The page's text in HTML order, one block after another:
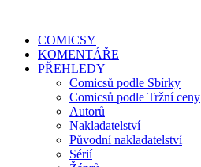
COMICSY
KOMENTÁŘE
PŘEHLEDY
Comicsů podle Sbírky
Comicsů podle Tržní ceny
Autorů
Nakladatelství
Původní nakladatelství
Sérií